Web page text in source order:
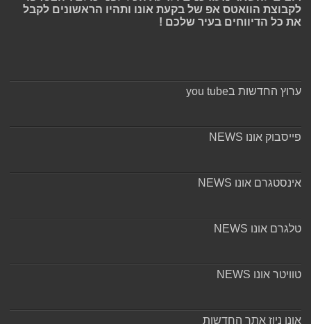
לקבוצת הוואטס אפ של בקעת אונו ותהיו הראשונים לקבל
את כל הדיווחים בעיר שלכם !
ערוץ החדשות בyou tube
פייסבוק אונו NEWS
אינסטגרם אונו NEWS
טלגרם אונו NEWS
טוויטר אונו NEWS
אונו ניוז אתר החדשות